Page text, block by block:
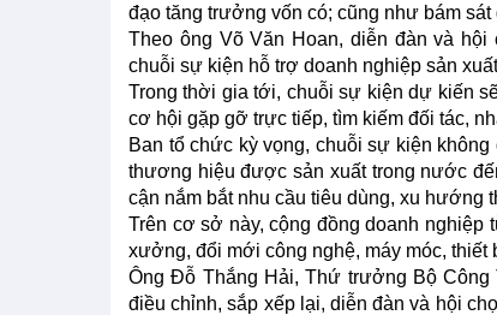
đạo tăng trưởng vốn có; cũng như bám
Theo ông Võ Văn Hoan, diễn đàn và
chuỗi sự kiện hỗ trợ doanh nghiệp sản
Trong thời gia tới, chuỗi sự kiện dự kiến
cơ hội gặp gỡ trực tiếp, tìm kiếm đối tác,
Ban tổ chức kỳ vọng, chuỗi sự kiện
thương hiệu được sản xuất trong nước
cận nắm bắt nhu cầu tiêu dùng, xu hướng
Trên cơ sở này, cộng đồng doanh
xưởng, đổi mới công nghệ, máy móc, thiết
Ông Đỗ Thắng Hải, Thứ trưởng Bộ
điều chỉnh, sắp xếp lại, diễn đàn và hội